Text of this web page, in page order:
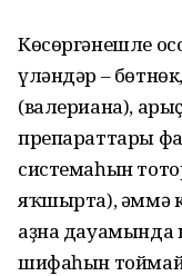
Көсөргәнешле
үләндәр –
(валериана),
препараттары
системаһын
яҡшырта), әммә
аҙна дауамында
шифаһын